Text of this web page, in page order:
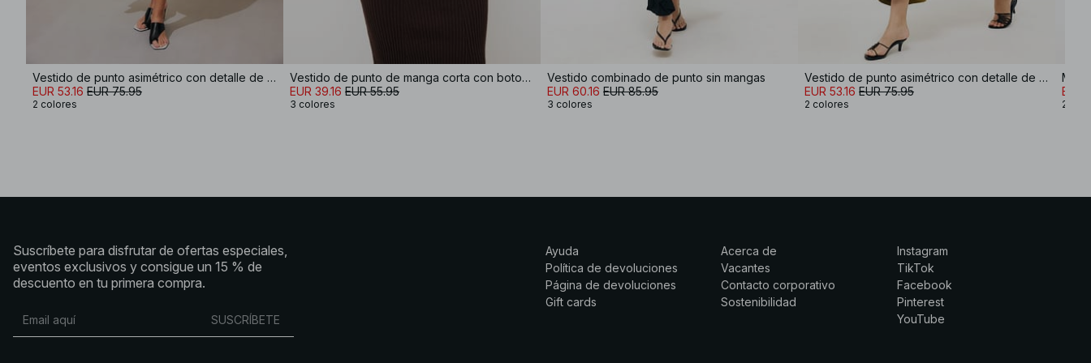
Vestido de punto asimétrico con detalle de costuras
EUR 53.16 EUR 75.95
2 colores
Vestido de punto de manga corta con botones
EUR 39.16 EUR 55.95
3 colores
Vestido combinado de punto sin mangas
EUR 60.16 EUR 85.95
3 colores
Vestido de punto asimétrico con detalle de costuras
EUR 53.16 EUR 75.95
2 colores
EUR
2
Suscríbete para disfrutar de ofertas especiales,
eventos exclusivos y consigue un 15 % de
descuento en tu primera compra.
SUSCRÍBETE
Ayuda
Política de devoluciones
Página de devoluciones
Gift cards
Acerca de
Vacantes
Contacto corporativo
Sostenibilidad
Instagram
TikTok
Facebook
Pinterest
YouTube